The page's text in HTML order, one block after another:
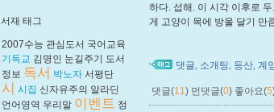
서재 태그
2007수능 관심도서 국어교육
기독교 김명인 눈길주기 도서
정보 독서 박노자 서평단
시 시집 신자유주의 알라딘
언어영역 우리말 이벤트 정
하다. 섭해. 이 시각 이후로
게 고양이 목에 방울 달기 만
댓글, 소개팅, 등산, 계
댓글(11) 먼댓글(0) 좋아요(5